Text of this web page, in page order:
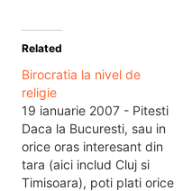
Related
Birocratia la nivel de
religie
19 ianuarie 2007 - Pitesti
Daca la Bucuresti, sau in
orice oras interesant din
tara (aici includ Cluj si
Timisoara), poti plati orice